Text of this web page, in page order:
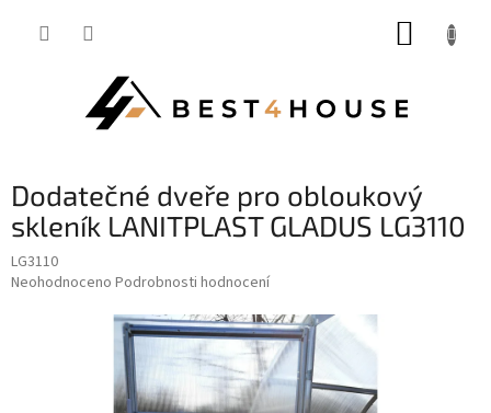
dodatečné dveře pro obloukový
skleník LANITPLAST GLADUS LG3110
LG3110
Průměrné
Neohodnoceno Podrobnosti hodnocení